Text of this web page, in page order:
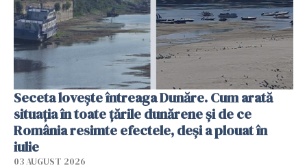
Seceta lovește întreaga Dunăre. Cum arată
situația în toate țările dunărene și de ce
România resimte efectele, deși a plouat în
iulie
03 AUGUST 2026